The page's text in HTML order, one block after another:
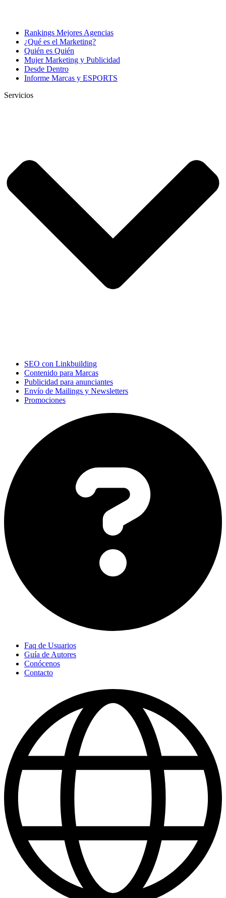
Rankings Mejores Agencias
¿Qué es el Marketing?
Quién es Quién
Mujer Marketing y Publicidad
Desde Dentro
Informe Marcas y ESPORTS
Servicios
SEO con Linkbuilding
Contenido para Marcas
Publicidad para anunciantes
Envío de Mailings y Newsletters
Promociones
Faq de Usuarios
Guía de Autores
Conócenos
Contacto